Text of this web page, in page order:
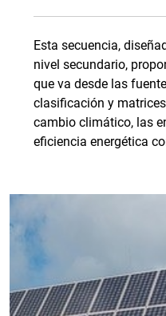
Esta secuencia,
nivel secundario,
que va desde las
clasificación y
cambio climático, las
eficiencia energética